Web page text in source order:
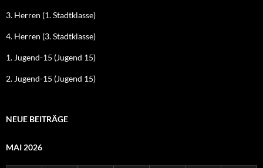
3. Herren (1. Stadtklasse)
4. Herren (3. Stadtklasse)
1. Jugend-15 (Jugend 15)
2. Jugend-15 (Jugend 15)
NEUE BEITRÄGE
MAI 2026